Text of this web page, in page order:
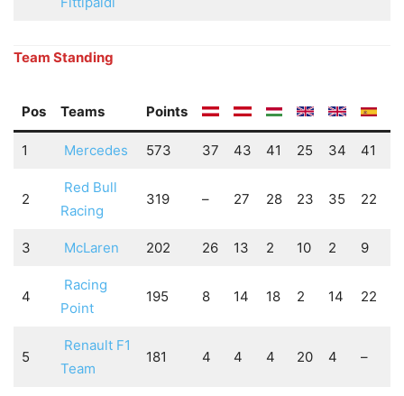
Team Standing
Pos Teams Points
1 Mercedes 573 37 43 41 25 34 41
2
Red Bull
Racing
319 – 27 28 23 35 22
3 McLaren 202 26 13 2 10 2 9
4
Racing
Point
195 8 14 18 2 14 22
5
Renault F1
Team
181 4 4 4 20 4 –